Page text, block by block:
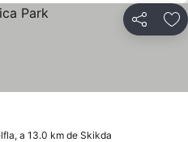
Partilhar
a 13.0 km de Skikda